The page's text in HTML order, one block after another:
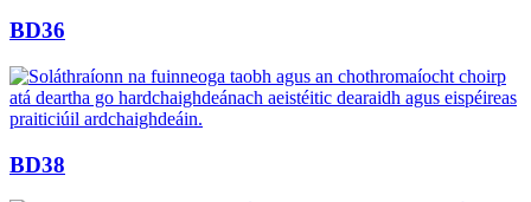
BD36
BD38